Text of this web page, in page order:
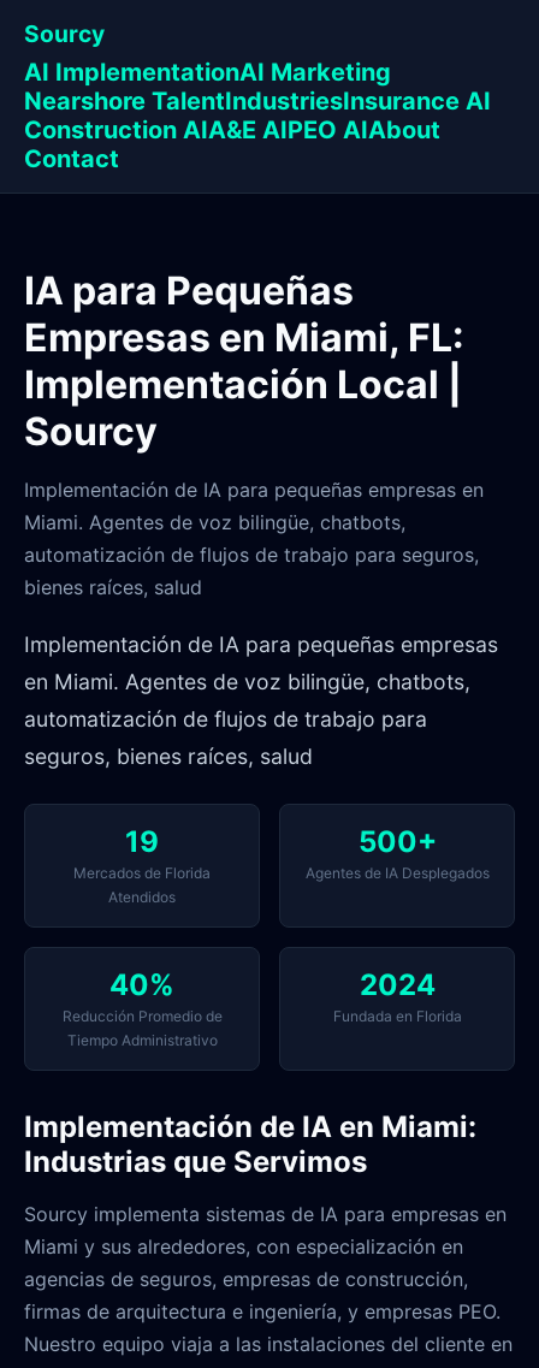
Sourcy
AI ImplementationAI Marketing
Nearshore TalentIndustriesInsurance AI
Construction AIA&E AIPEO AIAbout
Contact
IA para Pequeñas
Empresas en Miami, FL:
Implementación Local |
Sourcy
Implementación de IA para pequeñas empresas en
Miami. Agentes de voz bilingüe, chatbots,
automatización de flujos de trabajo para seguros,
bienes raíces, salud
Implementación de IA para pequeñas empresas
en Miami. Agentes de voz bilingüe, chatbots,
automatización de flujos de trabajo para
seguros, bienes raíces, salud
19
Mercados de Florida
Atendidos
500+
Agentes de IA Desplegados
40%
Reducción Promedio de
Tiempo Administrativo
2024
Fundada en Florida
Implementación de IA en Miami:
Industrias que Servimos
Sourcy implementa sistemas de IA para empresas en
Miami y sus alrededores, con especialización en
agencias de seguros, empresas de construcción,
firmas de arquitectura e ingeniería, y empresas PEO.
Nuestro equipo viaja a las instalaciones del cliente en